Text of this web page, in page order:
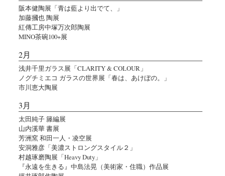
阪本健陶展「青は藍より出でて、」
加藤摑也 陶展
紅傳工房中塚万次郎陶展
MINO茶碗100+展
2月
浅井千里ガラス展「CLARITY & COLOUR」
ノグチミエコ ガラスの世界展「春は、あけぼの。」
市川恵大陶展
3月
太田純子 籐編展
山内溪華 書展
芳洲窯 和田一人・凌空展
安洞雅彦「美濃ストロングスタイル２」
村越琢磨陶展「Heavy Duty」
『永遠を生きる』中島法晃（美術家・住職）作品展